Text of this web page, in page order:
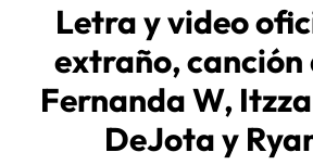
Letra y video
extraño, canción
Fernanda W,
DeJota y